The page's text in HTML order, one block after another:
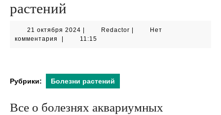
растений
21 октября 2024 21
октября
RedactorRedactor
Нет
комментария
11:15
Рубрики: Болезни растений
Все о болезнях аквариумных